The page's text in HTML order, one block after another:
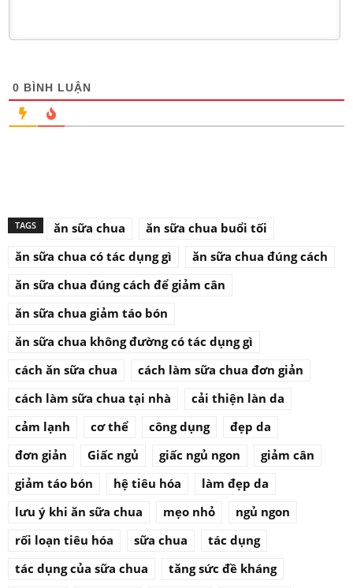
0 BÌNH LUẬN
TAGS ăn sữa chua
ăn sữa chua buổi tối
ăn sữa chua có tác dụng gì
ăn sữa chua đúng cách
ăn sữa chua đúng cách để giảm cân
ăn sữa chua giảm táo bón
ăn sữa chua không đường có tác dụng gì
cách ăn sữa chua
cách làm sữa chua đơn giản
cách làm sữa chua tại nhà
cải thiện làn da
cảm lạnh
cơ thể công dụng
đẹp da
đơn giản
Giấc ngủ giấc ngủ ngon
giảm cân
giảm táo bón
hệ tiêu hóa
làm đẹp da
lưu ý khi ăn sữa chua
mẹo nhỏ
ngủ ngon
rối loạn tiêu hóa
sữa chua
tác dụng
tác dụng của sữa chua
tăng sức đề kháng